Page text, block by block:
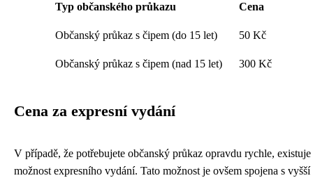
Typ občanského průkazu
Cena
Občanský průkaz s čipem (do 15 let) 50 Kč
Občanský průkaz s čipem (nad 15 let) 300 Kč
Cena za expresní vydání
V případě, že potřebujete občanský průkaz opravdu rychle, existuje
možnost expresního vydání. Tato možnost je ovšem spojena s vyšší